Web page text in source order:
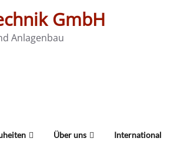
GmbH
Anlagenbau
Über uns International